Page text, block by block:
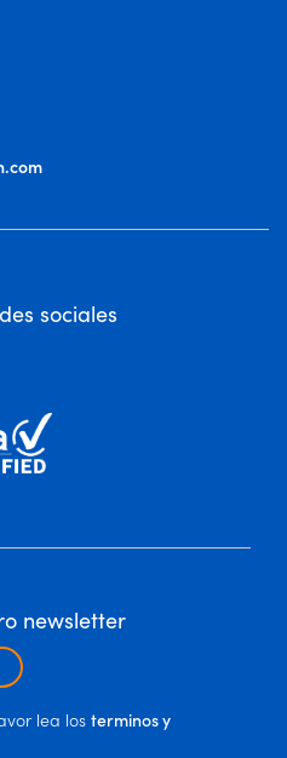
sociales
newsletter
lea los terminos y